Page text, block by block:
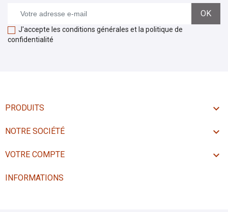
J'accepte les conditions générales et la politique de
confidentialité
PRODUITS 
NOTRE SOCIÉTÉ 
VOTRE COMPTE 
INFORMATIONS